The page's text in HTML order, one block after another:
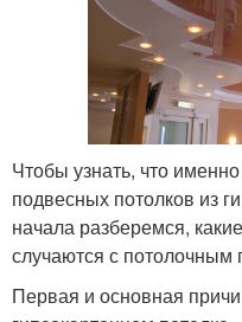
Чтобы узнать, что
подвесных потолков из
начала разберемся,
случаются с потолочным
Первая и основная